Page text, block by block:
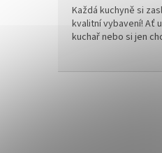
Každá kuchyně si
kvalitní vybavení! Ať
kuchař nebo si jen